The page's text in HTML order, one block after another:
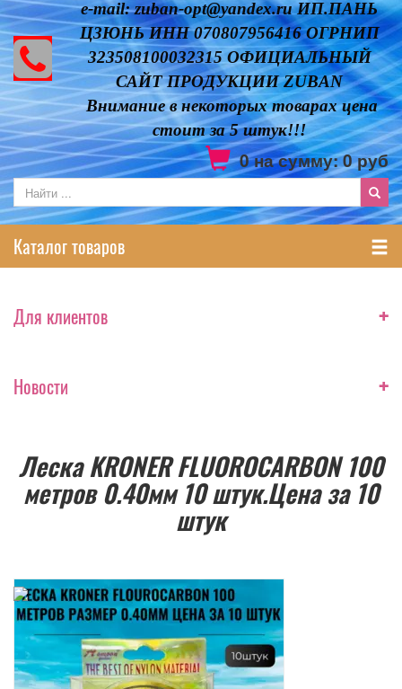
e-mail: zuban-opt@yandex.ru ИП.ПАНЬ
ЦЗЮНЬ ИНН 070807956416 ОГРНИП
323508100032315 ОФИЦИАЛЬНЫЙ
САЙТ ПРОДУКЦИИ ZUBAN
Внимание в некоторых товарах цена
стоит за 5 штук!!!
0на сумму:0руб
Каталог товаров
Для клиентов +
Новости +
Леска KRONER FLUOROCARBON 100
метров 0.40мм 10 штук.Цена за 10
штук